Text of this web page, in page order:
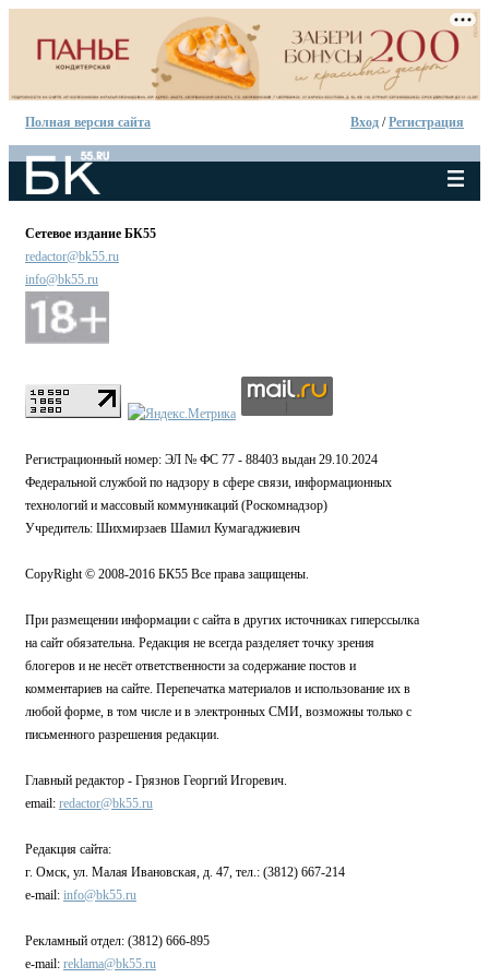
Полная версия сайта Вход /Регистрация
Сетевое издание БК55
redactor@bk55.ru
info@bk55.ru
Регистрационный номер: ЭЛ № ФС 77 - 88403 выдан 29.10.2024
Федеральной службой по надзору в сфере связи, информационных
технологий и массовый коммуникаций (Роскомнадзор)
Учредитель: Шихмирзаев Шамил Кумагаджиевич
CopyRight © 2008-2016 БК55 Все права защищены.
При размещении информации с сайта в других источниках гиперссылка
на сайт обязательна. Редакция не всегда разделяет точку зрения
блогеров и не несёт ответственности за содержание постов и
комментариев на сайте. Перепечатка материалов и использование их в
любой форме, в том числе и в электронных СМИ, возможны только с
письменного разрешения редакции.
Главный редактор - Грязнов Георгий Игоревич.
email: redactor@bk55.ru
Редакция сайта:
г. Омск, ул. Малая Ивановская, д. 47, тел.: (3812) 667-214
e-mail: info@bk55.ru
Рекламный отдел: (3812) 666-895
e-mail: reklama@bk55.ru